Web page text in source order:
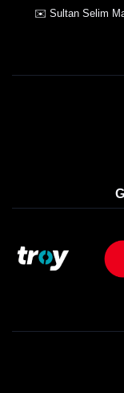
✉️ Sultan Selim